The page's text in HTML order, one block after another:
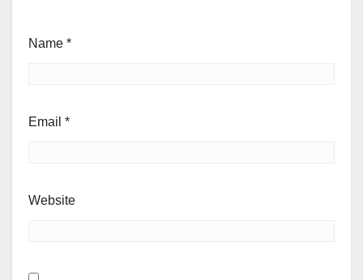
Name *
Email *
Website